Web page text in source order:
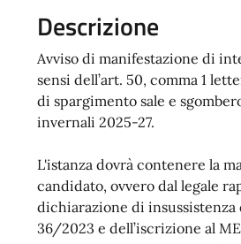
Descrizione
Avviso di manifestazione di
sensi dell’art. 50, comma 1
di spargimento sale e
invernali 2025-27.
L'istanza dovrà contenere la
candidato, ovvero dal legale
dichiarazione di insussistenza
36/2023 e dell’iscrizione al